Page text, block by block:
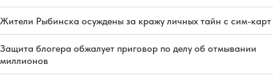
Жители Рыбинска осуждены за кражу личных тайн с сим-карт
Защита блогера обжалует приговор по делу об отмывании
миллионов